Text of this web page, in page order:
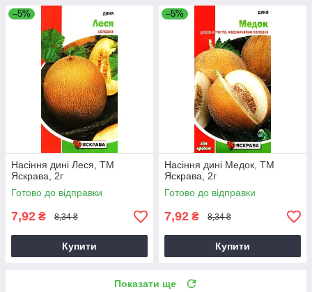
–5%
Насіння дині Леся, ТМ
Яскрава, 2г
Готово до відправки
7,92 ₴ 8,34 ₴
Купити
–5%
Насіння дині Медок, ТМ
Яскрава, 2г
Готово до відправки
7,92 ₴ 8,34 ₴
Купити
Показати ще